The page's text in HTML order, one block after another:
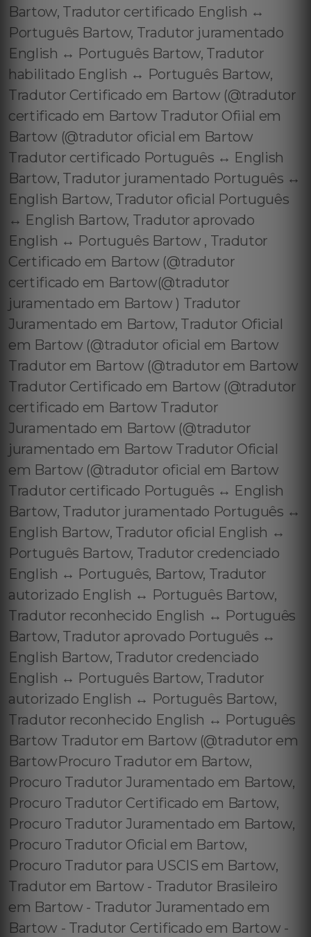
Bartow, Tradutor certificado English ↔️
Português Bartow, Tradutor juramentado
English ↔️ Português Bartow, Tradutor
habilitado English ↔️ Português Bartow,
Tradutor Certificado em Bartow (@tradutor
certificado em Bartow Tradutor Ofiial em
Bartow (@tradutor oficial em Bartow
Tradutor certificado Português ↔️ English
Bartow, Tradutor juramentado Português ↔️
English Bartow, Tradutor oficial Português
↔️ English Bartow, Tradutor aprovado
English ↔️ Português Bartow , Tradutor
Certificado em Bartow (@tradutor
certificado em Bartow(@tradutor
juramentado em Bartow ) Tradutor
Juramentado em Bartow, Tradutor Oficial
em Bartow (@tradutor oficial em Bartow
Tradutor em Bartow (@tradutor em Bartow
Tradutor Certificado em Bartow (@tradutor
certificado em Bartow Tradutor
Juramentado em Bartow (@tradutor
juramentado em Bartow Tradutor Oficial
em Bartow (@tradutor oficial em Bartow
Tradutor certificado Português ↔️ English
Bartow, Tradutor juramentado Português ↔️
English Bartow, Tradutor oficial English ↔️
Português Bartow, Tradutor credenciado
English ↔️ Português, Bartow, Tradutor
autorizado English ↔️ Português Bartow,
Tradutor reconhecido English ↔️ Português
Bartow, Tradutor aprovado Português ↔️
English Bartow, Tradutor credenciado
English ↔️ Português Bartow, Tradutor
autorizado English ↔️ Português Bartow,
Tradutor reconhecido English ↔️ Português
Bartow Tradutor em Bartow (@tradutor em
BartowProcuro Tradutor em Bartow,
Procuro Tradutor Juramentado em Bartow,
Procuro Tradutor Certificado em Bartow,
Procuro Tradutor Juramentado em Bartow,
Procuro Tradutor Oficial em Bartow,
Procuro Tradutor para USCIS em Bartow,
Tradutor em Bartow - Tradutor Brasileiro
em Bartow - Tradutor Juramentado em
Bartow - Tradutor Certificado em Bartow -